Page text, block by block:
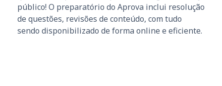
público! O preparatório do Aprova inclui resolução
de questões, revisões de conteúdo, com tudo
sendo disponibilizado de forma online e eficiente.